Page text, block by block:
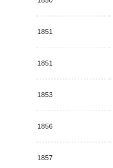
1851
1851
1853
1856
1857